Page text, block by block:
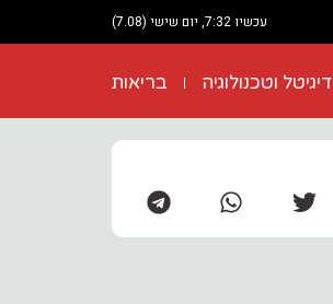
עכשיו 7:32, יום שישי (7.08)
דיגיטל וטכנולוגיה בריאות